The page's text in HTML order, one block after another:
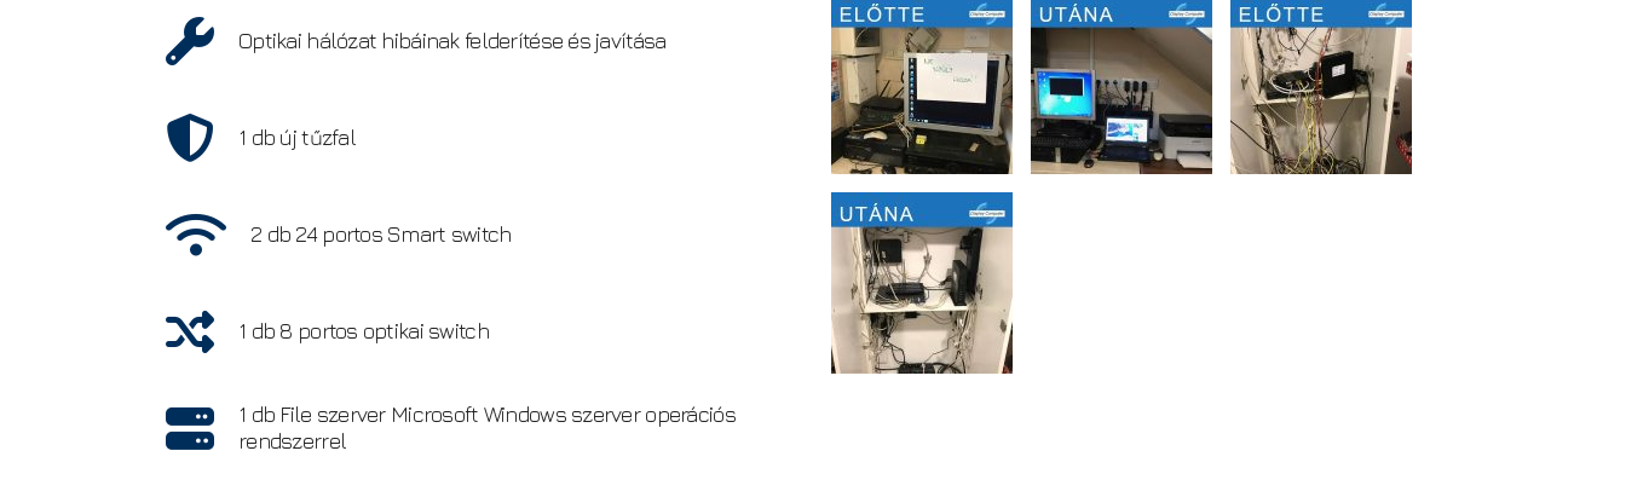
Optikai hálózat hibáinak felderítése és javítása
1 db új tűzfal
2 db 24 portos Smart switch
1 db 8 portos optikai switch
1 db File szerver Microsoft Windows szerver operációs
rendszerrel